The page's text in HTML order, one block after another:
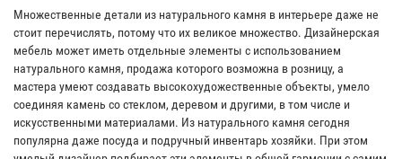
Множественные детали из натурального камня в интерьере даже не
стоит перечислять, потому что их великое множество. Дизайнерская
мебель может иметь отдельные элементы с использованием
натурального камня, продажа которого возможна в розницу, а
мастера умеют создавать высокохудожественные объекты, умело
соединяя камень со стеклом, деревом и другими, в том числе и
искусственными материалами. Из натурального камня сегодня
популярна даже посуда и подручный инвентарь хозяйки. При этом